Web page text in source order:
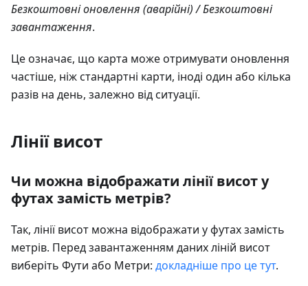
Безкоштовні оновлення (аварійні) / Безкоштовні
завантаження.
Це означає, що карта може отримувати оновлення
частіше, ніж стандартні карти, іноді один або кілька
разів на день, залежно від ситуації.
Лінії висот
Чи можна відображати лінії висот у
футах замість метрів?
Так, лінії висот можна відображати у футах замість
метрів. Перед завантаженням даних ліній висот
виберіть Фути або Метри: докладніше про це тут.